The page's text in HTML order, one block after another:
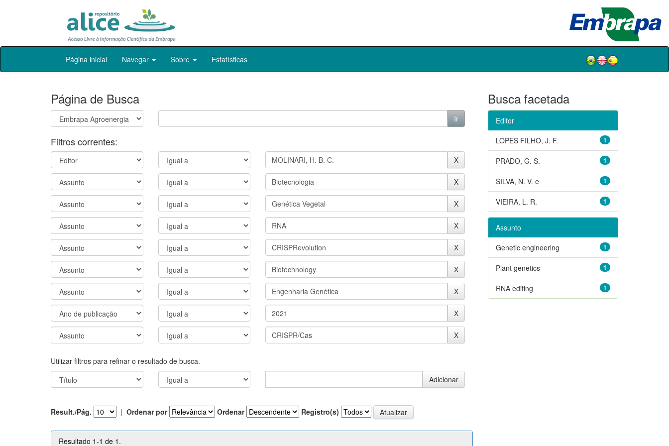
Skip
Página inicial Navegar Sobre Estatísticas
Página de Busca
Filtros correntes:
Utilizar filtros para refinar o resultado de busca.
Result./Pág. | Ordenar por Ordenar Registro(s)
Resultado 1-1 de 1.
Busca facetada
Editor
1
LOPES FILHO, J. F.
1
PRADO, G. S.
1
SILVA, N. V. e
1
VIEIRA, L. R.
Assunto
1
Genetic engineering
1
Plant genetics
1
RNA editing